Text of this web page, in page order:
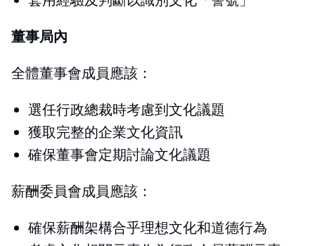
董事局內
全體董事會成員應該：
選任行政總裁時考慮到文化議題
獲取完整的企業文化資訊
確保董事會定期討論文化議題
薪酬委員會成員應該：
確保薪酬架構合乎理想文化和道德行為